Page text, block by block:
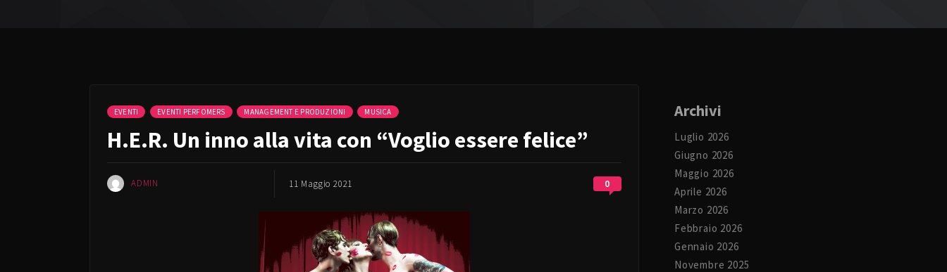
EVENTI EVENTI PERFOMERS MANAGEMENT E PRODUZIONI MUSICA
H.E.R. Un inno alla vita con “Voglio essere felice”
ADMIN 11 Maggio 2021 0
Archivi
Luglio 2026
Giugno 2026
Maggio 2026
Aprile 2026
Marzo 2026
Febbraio 2026
Gennaio 2026
Novembre 2025